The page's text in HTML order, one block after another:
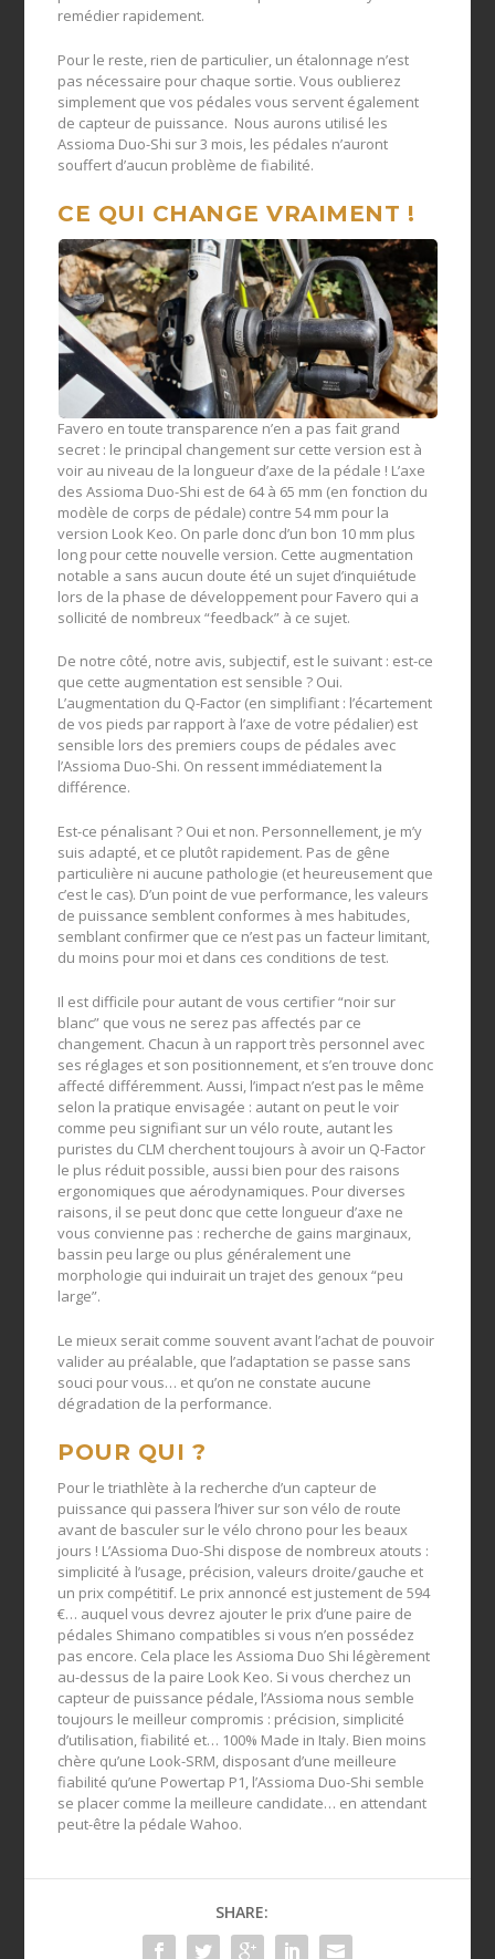
remédier rapidement.
Pour le reste, rien de particulier, un étalonnage n’est
pas nécessaire pour chaque sortie. Vous oublierez
simplement que vos pédales vous servent également
de capteur de puissance. Nous aurons utilisé les
Assioma Duo-Shi sur 3 mois, les pédales n’auront
souffert d’aucun problème de fiabilité.
CE QUI CHANGE VRAIMENT !
Favero en toute transparence n’en a pas fait grand
secret : le principal changement sur cette version est à
voir au niveau de la longueur d’axe de la pédale ! L’axe
des Assioma Duo-Shi est de 64 à 65 mm (en fonction du
modèle de corps de pédale) contre 54 mm pour la
version Look Keo. On parle donc d’un bon 10 mm plus
long pour cette nouvelle version. Cette augmentation
notable a sans aucun doute été un sujet d’inquiétude
lors de la phase de développement pour Favero qui a
sollicité de nombreux “feedback” à ce sujet.
De notre côté, notre avis, subjectif, est le suivant : est-ce
que cette augmentation est sensible ? Oui.
L’augmentation du Q-Factor (en simplifiant : l’écartement
de vos pieds par rapport à l’axe de votre pédalier) est
sensible lors des premiers coups de pédales avec
l’Assioma Duo-Shi. On ressent immédiatement la
différence.
Est-ce pénalisant ? Oui et non. Personnellement, je m’y
suis adapté, et ce plutôt rapidement. Pas de gêne
particulière ni aucune pathologie (et heureusement que
c’est le cas). D’un point de vue performance, les valeurs
de puissance semblent conformes à mes habitudes,
semblant confirmer que ce n’est pas un facteur limitant,
du moins pour moi et dans ces conditions de test.
Il est difficile pour autant de vous certifier “noir sur
blanc” que vous ne serez pas affectés par ce
changement. Chacun à un rapport très personnel avec
ses réglages et son positionnement, et s’en trouve donc
affecté différemment. Aussi, l’impact n’est pas le même
selon la pratique envisagée : autant on peut le voir
comme peu signifiant sur un vélo route, autant les
puristes du CLM cherchent toujours à avoir un Q-Factor
le plus réduit possible, aussi bien pour des raisons
ergonomiques que aérodynamiques. Pour diverses
raisons, il se peut donc que cette longueur d’axe ne
vous convienne pas : recherche de gains marginaux,
bassin peu large ou plus généralement une
morphologie qui induirait un trajet des genoux “peu
large”.
Le mieux serait comme souvent avant l’achat de pouvoir
valider au préalable, que l’adaptation se passe sans
souci pour vous… et qu’on ne constate aucune
dégradation de la performance.
POUR QUI ?
Pour le triathlète à la recherche d’un capteur de
puissance qui passera l’hiver sur son vélo de route
avant de basculer sur le vélo chrono pour les beaux
jours ! L’Assioma Duo-Shi dispose de nombreux atouts :
simplicité à l’usage, précision, valeurs droite/gauche et
un prix compétitif. Le prix annoncé est justement de 594
€… auquel vous devrez ajouter le prix d’une paire de
pédales Shimano compatibles si vous n’en possédez
pas encore. Cela place les Assioma Duo Shi légèrement
au-dessus de la paire Look Keo. Si vous cherchez un
capteur de puissance pédale, l’Assioma nous semble
toujours le meilleur compromis : précision, simplicité
d’utilisation, fiabilité et… 100% Made in Italy. Bien moins
chère qu’une Look-SRM, disposant d’une meilleure
fiabilité qu’une Powertap P1, l’Assioma Duo-Shi semble
se placer comme la meilleure candidate… en attendant
peut-être la pédale Wahoo.
SHARE: